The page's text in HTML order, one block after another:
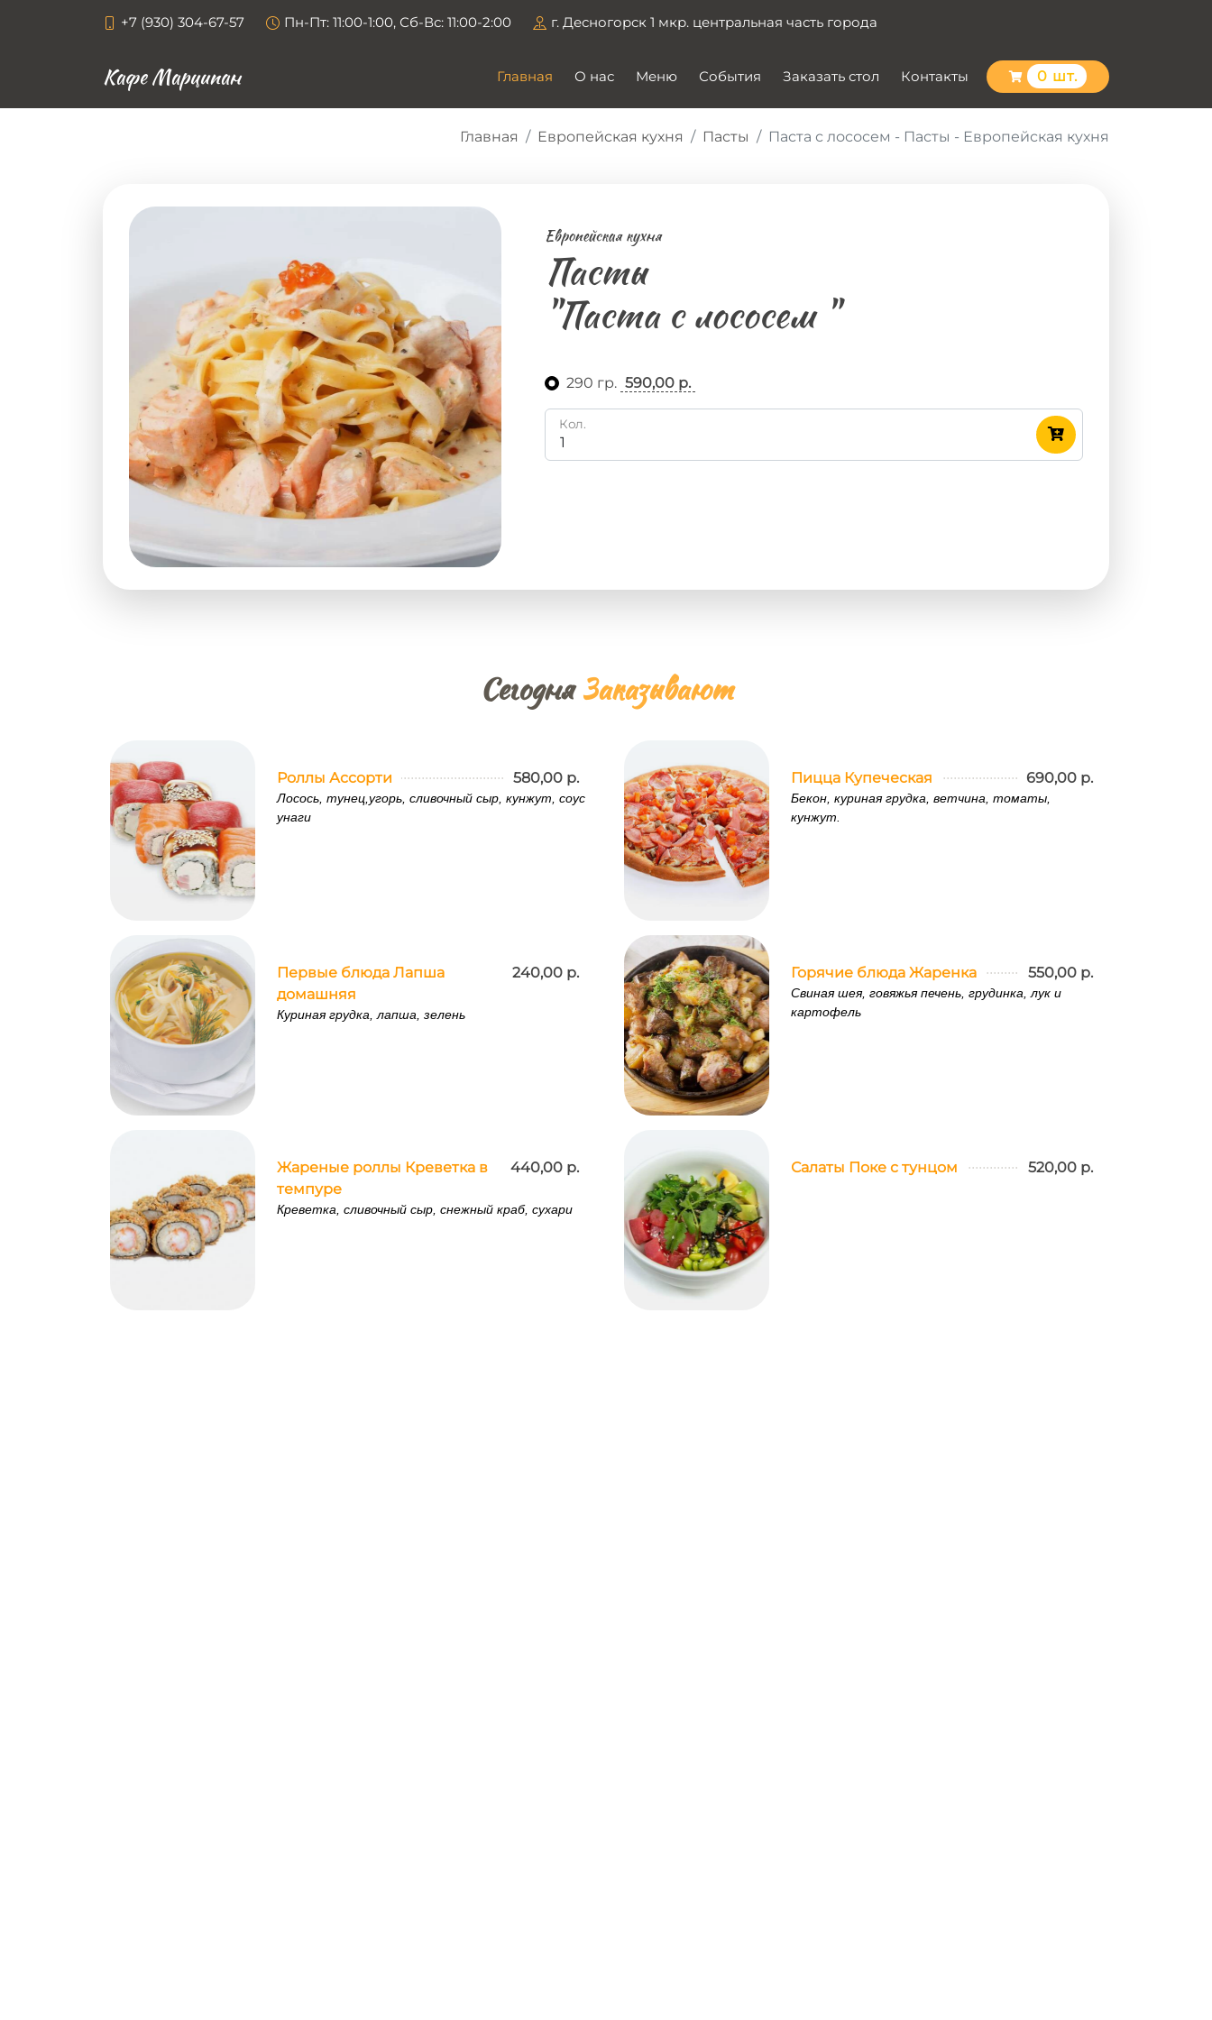
+7 (930) 304-67-57 Пн-Пт: 11:00-1:00, Сб-Вс: 11:00-2:00 г. Десногорск 1 мкр. центральная часть города
Кафе Марципан Главная О нас Меню События Заказать стол Контакты 0 шт.
Главная Европейская кухня Пасты Паста с лососем - Пасты - Европейская кухня
Европейская кухня
Пасты
"Паста с лососем "
290 гр. 590,00 р.
Кол.
СегодняЗаказывают
Роллы Ассорти 580,00 р.
Лосось, тунец,угорь, сливочный сыр, кунжут, соус
унаги
Пицца Купеческая 690,00 р.
Бекон, куриная грудка, ветчина, томаты,
кунжут.
Первые блюда Лапша
домашняя
240,00 р.
Куриная грудка, лапша, зелень
Горячие блюда Жаренка 550,00 р.
Свиная шея, говяжья печень, грудинка, лук и
картофель
Жареные роллы Креветка в
темпуре
440,00 р.
Креветка, сливочный сыр, снежный краб, сухари
Салаты Поке с тунцом 520,00 р.